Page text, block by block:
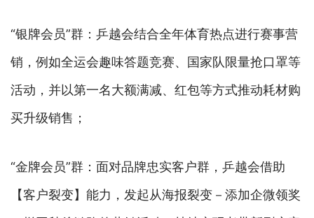
“银牌会员”群：乒越会结合全年体育热点进行赛事营
销，例如全运会趣味答题竞赛、国家队限量抢口罩等
活动，并以第一名大额满减、红包等方式推动耗材购
买升级销售；
“金牌会员”群：面对品牌忠实客户群，乒越会借助
【客户裂变】能力，发起从海报裂变－添加企微领奖